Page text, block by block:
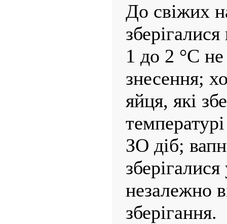
До свіжих
1 до 2 °С
знесення;
яйця, які
ЗО діб;
незалежно
зберігання.